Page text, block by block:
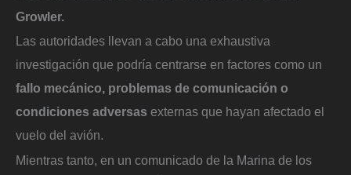
Growler.
Las autoridades llevan a cabo una exhaustiva
investigación que podría centrarse en factores como un
fallo mecánico, problemas de comunicación o
condiciones adversas externas que hayan afectado el
vuelo del avión.
Mientras tanto, en un comunicado de la Marina de los